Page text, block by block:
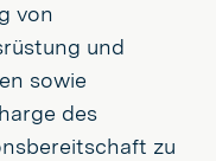
von
und
sowie
des
zu